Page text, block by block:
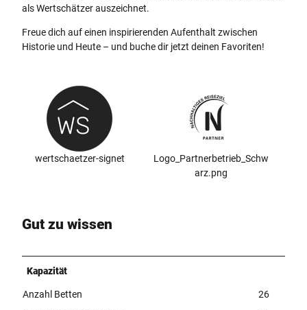
als Wertschätzer auszeichnet.
Freue dich auf einen inspirierenden Aufenthalt zwischen
Historie und Heute – und buche dir jetzt deinen Favoriten!
wertschaetzer-signet
Logo_Partnerbetrieb_Schw
arz.png
Gut zu wissen
Kapazität
Anzahl Betten
26